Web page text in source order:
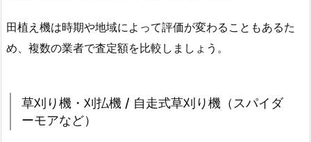
田植え機は時期や地域によって評価が変わることもあるた
め、複数の業者で査定額を比較しましょう。
草刈り機・刈払機 / 自走式草刈り機（スパイダ
ーモアなど）